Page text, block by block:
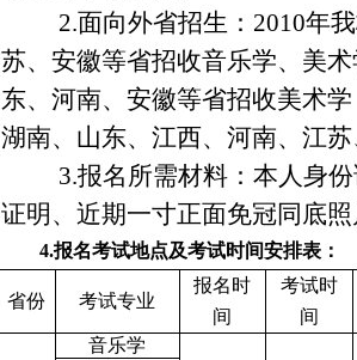
2.面向外省招生： 2010年
苏、安徽等省招收音乐学、美
东、河南、安徽等省招收美术
湖南、山东、江西、河南、江
3.报名所需材料：本人身
证明、近期一寸正面免冠同底照
4.报名考试地点及考试时间安排表：
省份 考试专业
报名时
间
考试时
间
音乐学